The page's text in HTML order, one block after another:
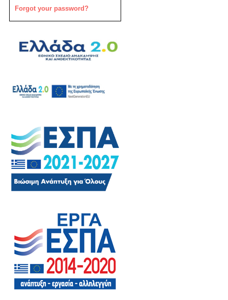
Forgot your password?